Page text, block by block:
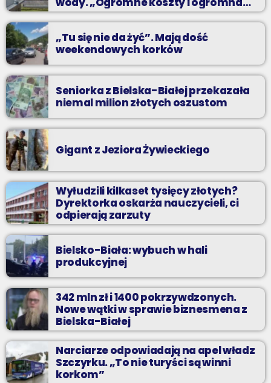
praca”
„Tu się nie da żyć”. Mają dość
weekendowych korków
Seniorka z Bielska-Białej przekazała
niemal milion złotych oszustom
Gigant z Jeziora Żywieckiego
Wyłudzili kilkaset tysięcy złotych?
Dyrektorka oskarża nauczycieli, ci
odpierają zarzuty
Bielsko-Biała: wybuch w hali
produkcyjnej
342 mln zł i 1400 pokrzywdzonych.
Nowe wątki w sprawie biznesmena z
Bielska-Białej
Narciarze odpowiadają na apel władz
Szczyrku. „To nie turyści są winni
korkom”